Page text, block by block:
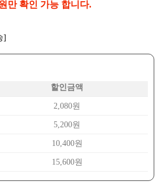
만 확인 가능 합니다.
]
할인금액
2,080원
5,200원
10,400원
15,600원